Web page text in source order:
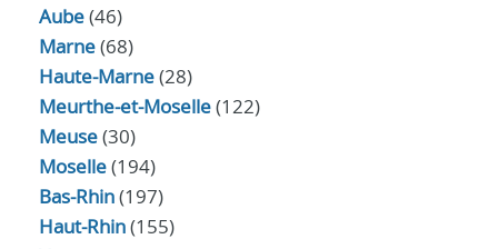
Aube(46)
Marne(68)
Haute-Marne(28)
Meurthe-et-Moselle(122)
Meuse(30)
Moselle(194)
Bas-Rhin(197)
Haut-Rhin(155)